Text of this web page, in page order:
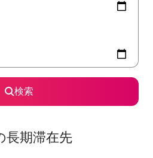
検索
長期滞在先